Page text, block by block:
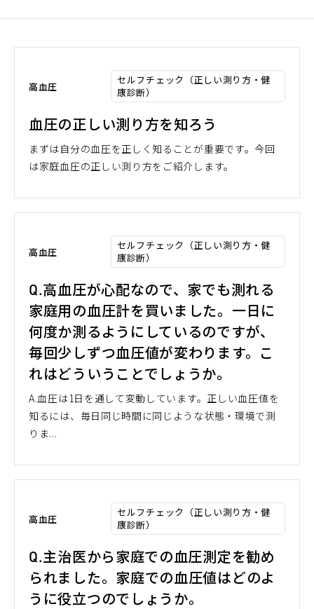
高血圧
セルフチェック（正しい測り方・健
康診断）
血圧の正しい測り方を知ろう
まずは自分の血圧を正しく知ることが重要です。今回
は家庭血圧の正しい測り方をご紹介します。
高血圧
セルフチェック（正しい測り方・健
康診断）
Q.高血圧が心配なので、家でも測れる
家庭用の血圧計を買いました。一日に
何度か測るようにしているのですが、
毎回少しずつ血圧値が変わります。こ
れはどういうことでしょうか。
A.血圧は1日を通して変動しています。正しい血圧値を
知るには、毎日同じ時間に同じような状態・環境で測
りま...
高血圧
セルフチェック（正しい測り方・健
康診断）
Q.主治医から家庭での血圧測定を勧め
られました。家庭での血圧値はどのよ
うに役立つのでしょうか。